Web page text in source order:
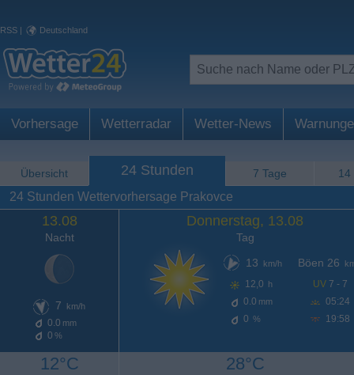
RSS | Deutschland
Vorhersage Wetterradar Wetter-News
Übersicht 24 Stunden 7 Tage 14
24 Stunden Wettervorhersage Prakovce
13.08
Nacht
7 km/h
0.0 mm
0 %
12°C
Donnerstag, 13.08
Tag
13
km/h
12,0 h
0.0 mm
0 %
Böen 26
UV 7 - 7
05:24
19:58
28°C